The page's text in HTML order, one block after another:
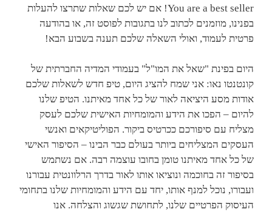
You are a best seller! אם יש לכם שאלות שתרצו להעלות
בפנינו, מוזמנים לכתוב לנו בתגובות לפוסט זה, או בהודעה
פרטית לעמוד, ואולי השאלה שלכם תענה בשבוע הבא!
היום בפינת "שאל את המו"ל" בעמודי המדיה החברתית של
קונטנטו נאו: אני שמח להציג היום, טיפ חדש לשאלות שלכם
אודות מסע היציאה לאור של כל אחד מאיתנו. הטיפ שלנו
להיום – הפכו את הידע והמומחיות האישית שלכם לעסק
מצליח עם סיפורכם ככרטיס ביקור. הפוליטיקאים ואנשי
העסקים המצליחים ביותר בעולם כבר הבינו – הסיפור האישי
של כל אחד מאיתנו טומן בחובו עוצמה רבה. אם נשתמש
בסיפור זה בחוכמה ונוציאו אותו לאור בדרך הרלוונטית עבורנו
ועבורו, נוכל למנף אותו, יחד עם הידע והמומחיות שלנו בתחומי
העיסוק הפרטיים שלנו, לתחושת שגשוג והצלחה. אנו